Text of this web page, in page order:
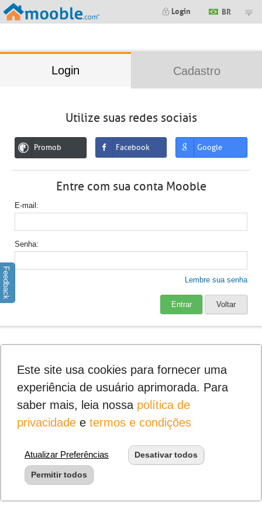
Login BR
Login Cadastro
Utilize suas redes sociais
Promob Facebook Google
Entre com sua conta Mooble
E-mail
Senha
Lembre sua senha
Entrar Voltar
Feedback
Este site usa cookies para fornecer uma
experiência de usuário aprimorada. Para
saber mais, leia nossa política de
privacidadee termos e condições
Atualizar Preferências Desativar todos
Permitir todos